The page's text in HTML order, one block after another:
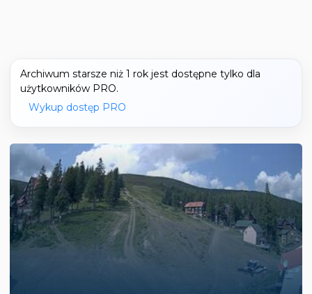
Archiwum starsze niż 1 rok jest dostępne tylko dla
użytkowników PRO.
Wykup dostęp PRO